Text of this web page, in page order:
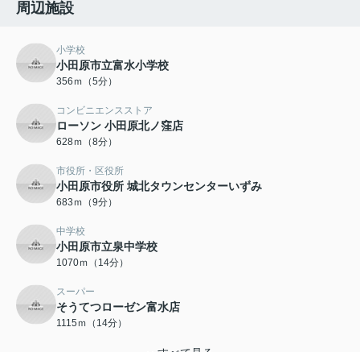
周辺施設
小学校
小田原市立富水小学校
356ｍ（5分）
コンビニエンスストア
ローソン 小田原北ノ窪店
628ｍ（8分）
市役所・区役所
小田原市役所 城北タウンセンターいずみ
683ｍ（9分）
中学校
小田原市立泉中学校
1070ｍ（14分）
スーパー
そうてつローゼン富水店
1115ｍ（14分）